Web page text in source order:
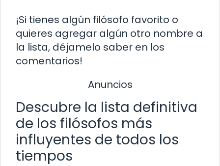
¡Si tienes algún filósofo favorito o
quieres agregar algún otro nombre a
la lista, déjamelo saber en los
comentarios!
Anuncios
Descubre la lista definitiva
de los filósofos más
influyentes de todos los
tiempos